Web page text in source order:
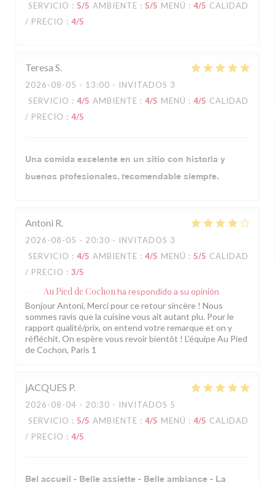
SERVICIO : 5/5 AMBIENTE : 5/5 MENÚ : 4/5 CALIDAD
/ PRECIO : 4/5
Teresa S
2026-08-05 - 13:00 - INVITADOS 3
SERVICIO : 4/5 AMBIENTE : 4/5 MENÚ : 4/5 CALIDAD
/ PRECIO : 4/5
Una comida excelente en un sitio con historia y
buenos profesionales, recomendable siempre.
Antoni R
2026-08-05 - 20:30 - INVITADOS 3
SERVICIO : 4/5 AMBIENTE : 4/5 MENÚ : 5/5 CALIDAD
/ PRECIO : 3/5
Au Pied de Cochonha respondido a su opinión
Bonjour Antoni, Merci pour ce retour sincère ! Nous
sommes ravis que la cuisine vous ait autant plu. Pour le
rapport qualité/prix, on entend votre remarque et on y
réfléchit. On espère vous revoir bientôt ! L'équipe Au Pied
de Cochon, Paris 1
jACQUES P
2026-08-04 - 20:30 - INVITADOS 5
SERVICIO : 5/5 AMBIENTE : 4/5 MENÚ : 4/5 CALIDAD
/ PRECIO : 4/5
Bel accueil - Belle assiette - Belle ambiance - La